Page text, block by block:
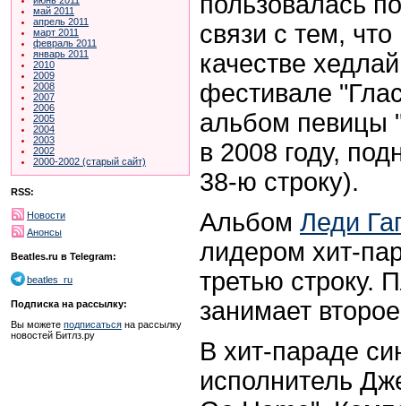
май 2011
апрель 2011
март 2011
февраль 2011
январь 2011
2010
2009
2008
2007
2006
2005
2004
2003
2002
2000-2002 (старый сайт)
RSS:
Новости
Анонсы
Beatles.ru в Telegram:
beatles_ru
Подписка на рассылку:
Вы можете подписаться на рассылку
новостей Битлз.ру
связи с тем,
качестве
фестивале
альбом певицы
в 2008 году,
38-ю строку).
Альбом Леди
лидером хит-
третью строку.
занимает
В хит-параде
исполнитель